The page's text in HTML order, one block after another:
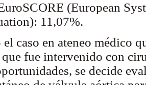
(European
11,07%.
caso en ateneo médico
que fue intervenido con
se decide